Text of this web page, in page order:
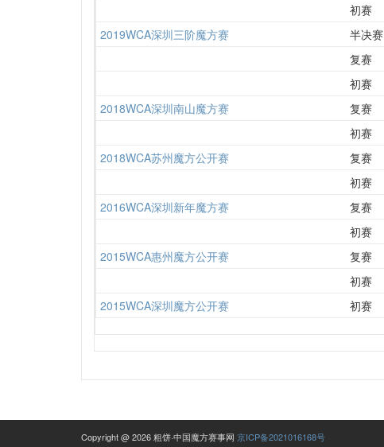
初赛
2019WCA深圳三阶魔方赛 半决赛
复赛
初赛
2018WCA深圳南山魔方赛 复赛
初赛
2018WCA苏州魔方公开赛 复赛
初赛
2016WCA深圳新年魔方赛 复赛
初赛
2015WCA惠州魔方公开赛 复赛
初赛
2015WCA深圳魔方公开赛 初赛
Copyright @ 2026 粗饼·中国魔方赛事网 京ICP备2021016168号